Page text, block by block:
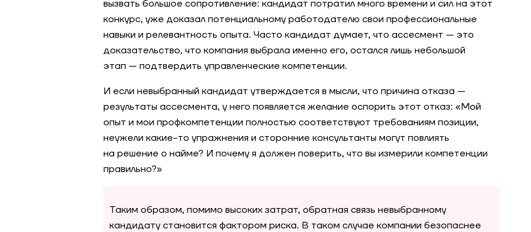
вызвать большое сопротивление: кандидат потратил много времени и сил на этот
конкурс, уже доказал потенциальному работодателю свои профессиональные
навыки и релевантность опыта. Часто кандидат думает, что ассесмент — это
доказательство, что компания выбрала именно его, остался лишь небольшой
этап — подтвердить управленческие компетенции.
И если невыбранный кандидат утверждается в мысли, что причина отказа —
результаты ассесмента, у него появляется желание оспорить этот отказ: «Мой
опыт и мои профкомпетенции полностью соответствуют требованиям позиции,
неужели какие-то упражнения и сторонние консультанты могут повлиять
на решение о найме? И почему я должен поверить, что вы измерили компетенции
правильно?»
Таким образом, помимо высоких затрат, обратная связь невыбранному
кандидату становится фактором риска. В таком случае компании безопаснее